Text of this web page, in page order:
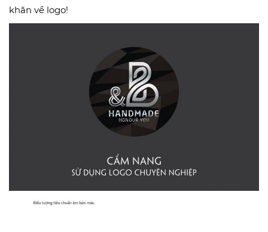
khăn về logo!